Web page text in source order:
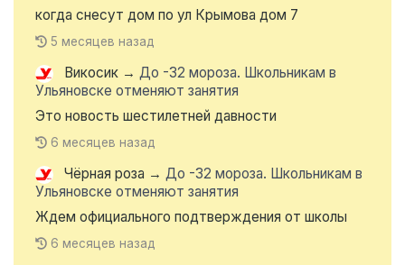
когда снесут дом по ул Крымова дом 7
5 месяцев назад
Викосик → До -32 мороза. Школьникам в
Ульяновске отменяют занятия
Это новость шестилетней давности
6 месяцев назад
Чёрная роза → До -32 мороза. Школьникам в
Ульяновске отменяют занятия
Ждем официального подтверждения от школы
6 месяцев назад